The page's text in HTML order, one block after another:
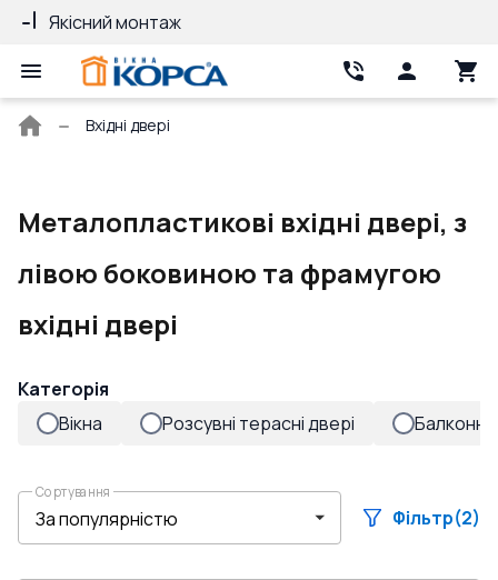
Якісний монтаж
Головна
Вхідні двері
Металопластикові вхідні двері, з
лівою боковиною та фрамугою
вхідні двері
Категорія
Вікна
Розсувні терасні двері Балконні
Сортування
Фільтр(2)